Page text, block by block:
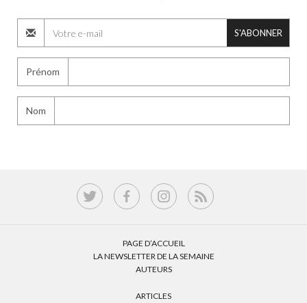
S'ABONNER
Prénom
Nom
PAGE D’ACCUEIL
LA NEWSLETTER DE LA SEMAINE
AUTEURS
ARTICLES